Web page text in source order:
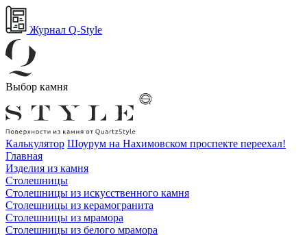
Журнал Q-Style
Выбор камня
Калькулятор Шоурум на Нахимовском проспекте переехал!
Главная
Изделия из камня
Столешницы
Столешницы из искусственного камня
Столешницы из керамогранита
Столешницы из мрамора
Столешницы из белого мрамора